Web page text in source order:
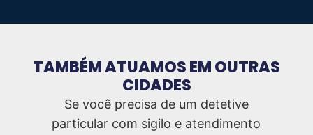
TAMBÉM ATUAMOS EM OUTRAS
CIDADES
Se você precisa de um detetive
particular com sigilo e atendimento